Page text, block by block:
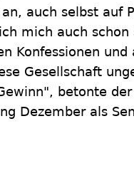
auch selbst auf
mich auch schon
Konfessionen und
Gesellschaft
betonte
Dezember als